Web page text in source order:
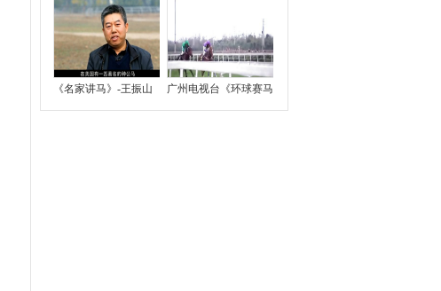
《名家讲马》-王振山 广州电视台《环球赛马